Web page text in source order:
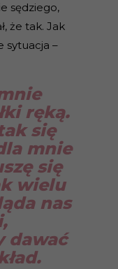
sędziego,
że tak. Jak
sytuacja –
ręką.
się
mnie
się
wielu
nas
dawać